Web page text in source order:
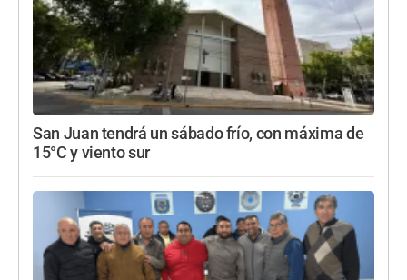
San Juan tendrá un sábado frío, con máxima de
15°C y viento sur